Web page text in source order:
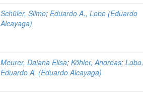
Schüler, Silmo;Eduardo A., Lobo (Eduardo
Alcayaga)
Meurer, Daiana Elisa;Köhler, Andreas;Lobo,
Eduardo A. (Eduardo Alcayaga)